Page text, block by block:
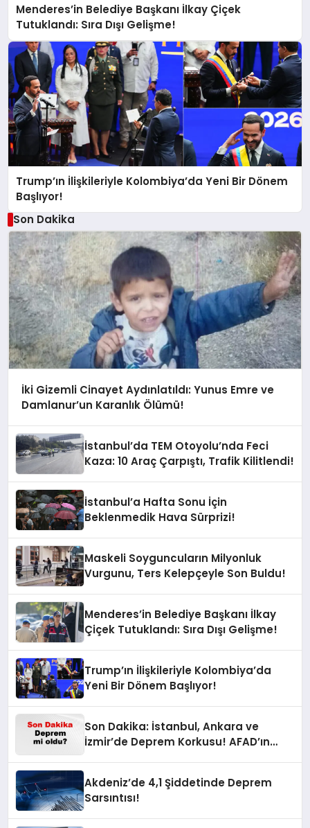
Menderes’in Belediye Başkanı İlkay Çiçek
Tutuklandı: Sıra Dışı Gelişme!
Trump’ın İlişkileriyle Kolombiya’da Yeni Bir Dönem
Başlıyor!
Son Dakika
İki Gizemli Cinayet Aydınlatıldı: Yunus Emre ve
Damlanur’un Karanlık Ölümü!
İstanbul’da TEM Otoyolu’nda Feci
Kaza: 10 Araç Çarpıştı, Trafik Kilitlendi!
İstanbul’a Hafta Sonu İçin
Beklenmedik Hava Sürprizi!
Maskeli Soyguncuların Milyonluk
Vurgunu, Ters Kelepçeyle Son Buldu!
Menderes’in Belediye Başkanı İlkay
Çiçek Tutuklandı: Sıra Dışı Gelişme!
Trump’ın İlişkileriyle Kolombiya’da
Yeni Bir Dönem Başlıyor!
Son Dakika: İstanbul, Ankara ve
İzmir’de Deprem Korkusu! AFAD’ın
Akdeniz’de 4,1 Şiddetinde Deprem
Sarsıntısı!